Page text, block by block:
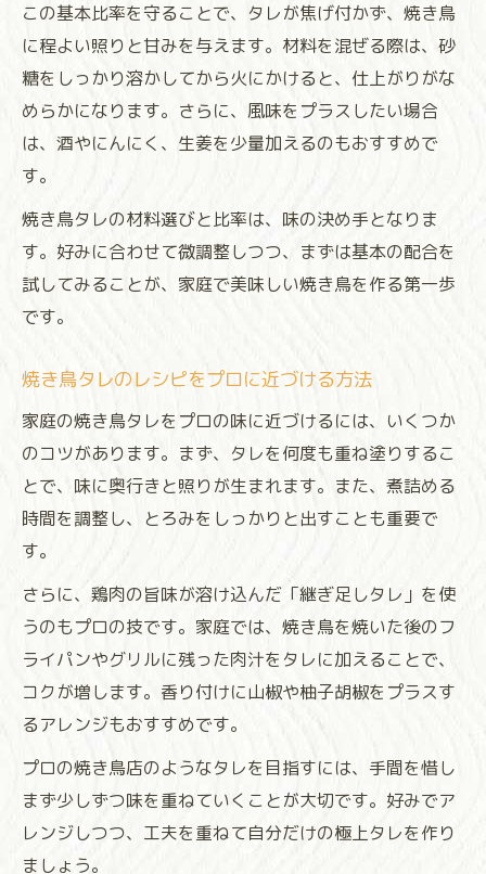
この基本比率を守ることで、タレが焦げ付かず、焼き鳥
に程よい照りと甘みを与えます。材料を混ぜる際は、砂
糖をしっかり溶かしてから火にかけると、仕上がりがな
めらかになります。さらに、風味をプラスしたい場合
は、酒やにんにく、生姜を少量加えるのもおすすめで
す。
焼き鳥タレの材料選びと比率は、味の決め手となりま
す。好みに合わせて微調整しつつ、まずは基本の配合を
試してみることが、家庭で美味しい焼き鳥を作る第一歩
です。
焼き鳥タレのレシピをプロに近づける方法
家庭の焼き鳥タレをプロの味に近づけるには、いくつか
のコツがあります。まず、タレを何度も重ね塗りするこ
とで、味に奥行きと照りが生まれます。また、煮詰める
時間を調整し、とろみをしっかりと出すことも重要で
す。
さらに、鶏肉の旨味が溶け込んだ「継ぎ足しタレ」を使
うのもプロの技です。家庭では、焼き鳥を焼いた後のフ
ライパンやグリルに残った肉汁をタレに加えることで、
コクが増します。香り付けに山椒や柚子胡椒をプラスす
るアレンジもおすすめです。
プロの焼き鳥店のようなタレを目指すには、手間を惜し
まず少しずつ味を重ねていくことが大切です。好みでア
レンジしつつ、工夫を重ねて自分だけの極上タレを作り
ましょう。